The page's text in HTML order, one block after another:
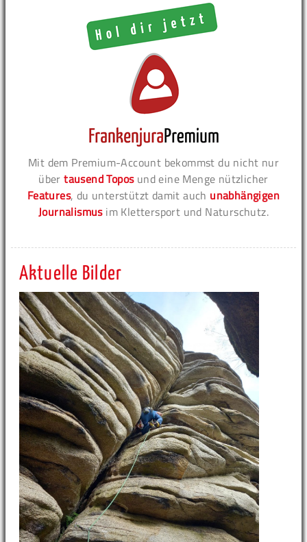
Mit dem Premium-Account bekommst du nicht nur
übertausend Toposund eine Menge nützlicher
Features, du unterstützt damit auch unabhängigen
Journalismusim Klettersport und Naturschutz.
Aktuelle Bilder